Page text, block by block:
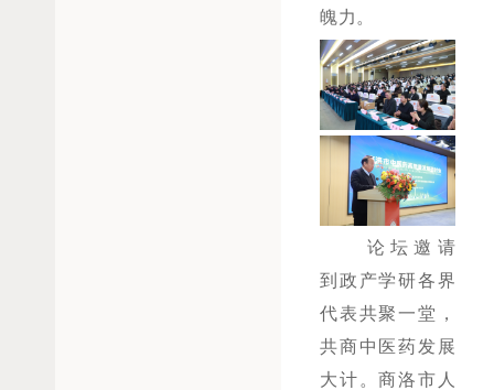
魄力。
论坛邀请
到政产学研各界
代表共聚一堂，
共商中医药发展
大计。商洛市人